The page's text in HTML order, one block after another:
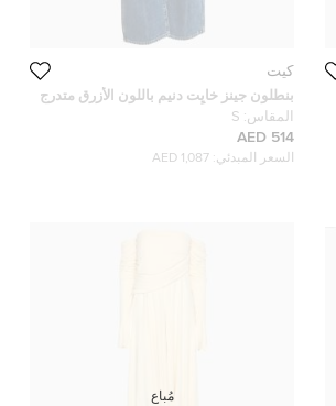
كيت
بنطلون جينز خايِت دنيم باللون الأزرق متدرج
مستقيم الساق مقاس صغير وسط 29 بوصة
المقاس: S
514 AED
السعر المبدئي: 1,087 AED
مُباع